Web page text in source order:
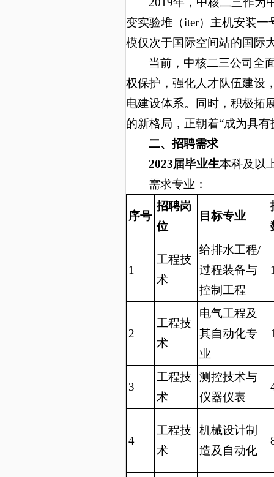
变实验堆（iter）主机安装
模仅次于国际空间站的国际
当前，中核二三公司全
权保护，强化人才队伍建设
电建设体系。同时，积极拓
的新格局，正朝着“成为具
二、招聘需求
2023届毕业生本科及以
需求专业：
序号
招聘岗
位
目标专业
1
工程技
术
给排水工程/
过程装备与
控制工程
2
工程技
术
电气工程及
其自动化专
业
3
工程技
术
测控技术与
仪器仪表
4
工程技
术
机械设计制
造及自动化